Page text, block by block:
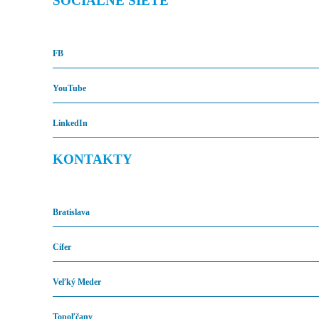
FB
YouTube
LinkedIn
KONTAKTY
Bratislava
Cífer
Veľký Meder
Topoľčany